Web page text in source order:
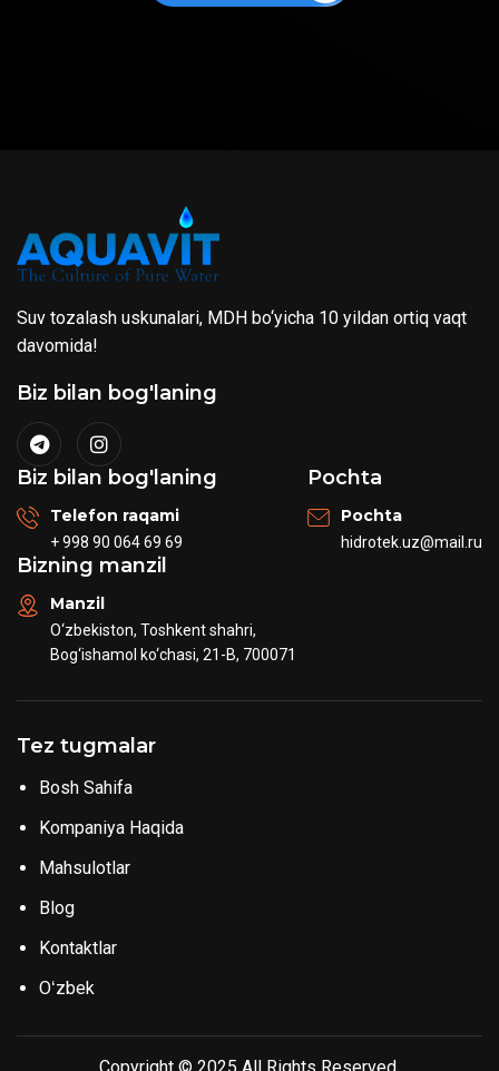
Suv tozalash uskunalari, MDH bo‘yicha 10 yildan ortiq vaqt
davomida!
Biz bilan bog'laning
Biz bilan bog'laning
Telefon raqami
+ 998 90 064 69 69
Pochta
Pochta
hidrotek.uz@mail.ru
Bizning manzil
Manzil
O‘zbekiston, Toshkent shahri,
Bog‘ishamol ko‘chasi, 21-B, 700071
Tez tugmalar
Bosh Sahifa
Kompaniya Haqida
Mahsulotlar
Blog
Kontaktlar
Oʻzbek
Copyright © 2025 All Rights Reserved.